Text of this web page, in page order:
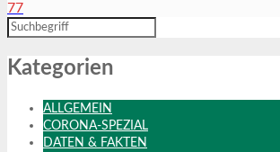
77
Kategorien
ALLGEMEIN
CORONA-SPEZIAL
DATEN & FAKTEN